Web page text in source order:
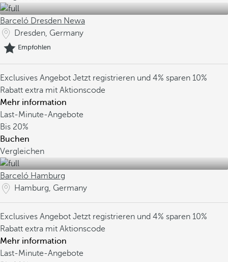
Barceló Dresden Newa
Dresden, Germany
Empfohlen
Exclusives Angebot Jetzt registrieren und 4% sparen 10%
Rabatt extra mit Aktionscode
Mehr information
Last-Minute-Angebote
Bis 20%
Buchen
Vergleichen
Barceló Hamburg
Hamburg, Germany
Exclusives Angebot Jetzt registrieren und 4% sparen 10%
Rabatt extra mit Aktionscode
Mehr information
Last-Minute-Angebote